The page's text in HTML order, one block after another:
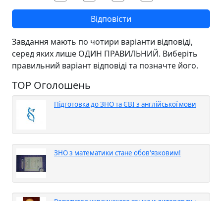
Завдання мають по чотири варіанти відповіді,
серед яких лише ОДИН ПРАВИЛЬНИЙ. Виберіть
правильний варіант відповіді та позначте його.
TOP Оголошень
Підготовка до ЗНО та ЄВІ з англійської мови
ЗНО з математики стане обов'язковим!